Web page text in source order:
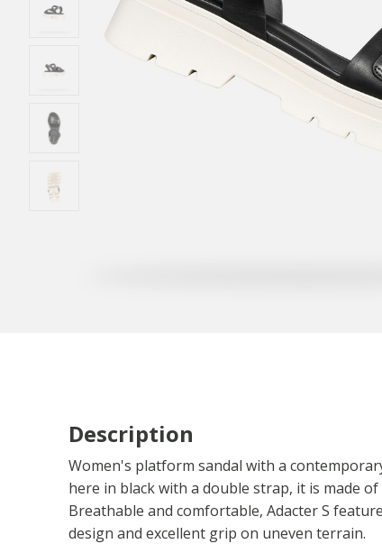
Description
Women's platform sandal with a
here in black with a double strap, it is made
Breathable and comfortable, Adacter S
design and excellent grip on uneven terrain.